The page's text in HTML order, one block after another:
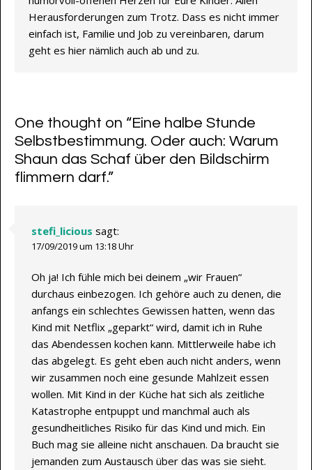
Herausforderungen zum Trotz. Dass es nicht immer
einfach ist, Familie und Job zu vereinbaren, darum
geht es hier nämlich auch ab und zu.
One thought on “Eine halbe Stunde
Selbstbestimmung. Oder auch: Warum
Shaun das Schaf über den Bildschirm
flimmern darf.”
stefi_licious sagt:
17/09/2019 um 13:18 Uhr
Oh ja! Ich fühle mich bei deinem „wir Frauen“
durchaus einbezogen. Ich gehöre auch zu denen, die
anfangs ein schlechtes Gewissen hatten, wenn das
Kind mit Netflix „geparkt“ wird, damit ich in Ruhe
das Abendessen kochen kann. Mittlerweile habe ich
das abgelegt. Es geht eben auch nicht anders, wenn
wir zusammen noch eine gesunde Mahlzeit essen
wollen. Mit Kind in der Küche hat sich als zeitliche
Katastrophe entpuppt und manchmal auch als
gesundheitliches Risiko für das Kind und mich. Ein
Buch mag sie alleine nicht anschauen. Da braucht sie
jemanden zum Austausch über das was sie sieht.